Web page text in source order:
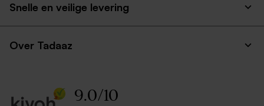
Snelle en veilige levering
Over Tadaaz
9.0/10